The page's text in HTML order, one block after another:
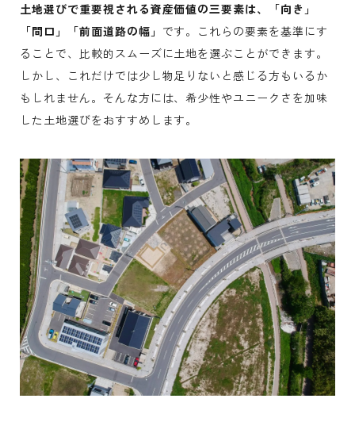
土地選びで重要視される資産価値の三要素は、「向き」
「間口」「前面道路の幅」 です。これらの要素を基準にす
ることで、比較的スムーズに土地を選ぶことができます。
しかし、これだけでは少し物足りないと感じる方もいるか
もしれません。そんな方には、希少性やユニークさを加味
した土地選びをおすすめします。